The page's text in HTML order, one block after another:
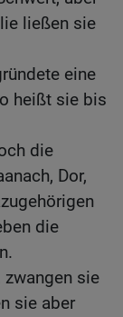
ließen sie
eine
heißt sie bis
die
Dor,
die
sie
sie aber